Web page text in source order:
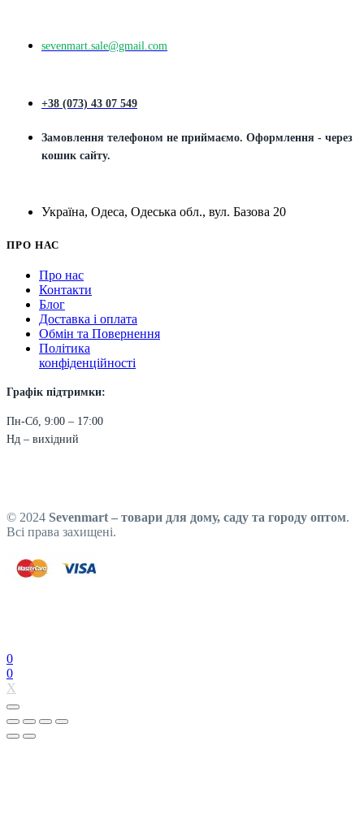
sevenmart.sale@gmail.com
+38 (073) 43 07 549
Замовлення телефоном не приймаємо. Оформлення - через
кошик сайту.
Україна, Одеса, Одеська обл., вул. Базова 20
ПРО НАС
Про нас
Контакти
Блог
Доставка і оплата
Обмін та Повернення
Політика
конфіденційності
Графік підтримки:
Пн-Сб, 9:00 – 17:00
Нд – вихідний
© 2024 Sevenmart – товари для дому, саду та городу оптом.
Всі права захищені.
0
0
X